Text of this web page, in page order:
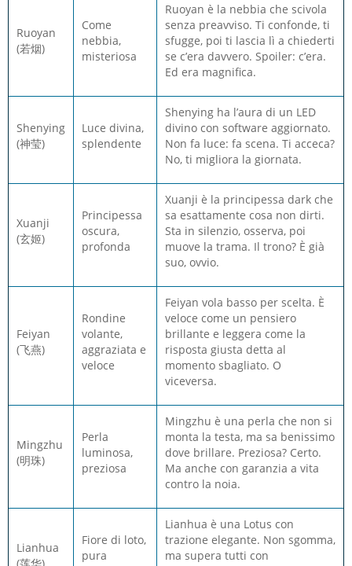
Ruoyan
(若烟)
Come
nebbia,
misteriosa
Ruoyan è la nebbia che scivola
senza preavviso. Ti confonde, ti
sfugge, poi ti lascia lì a chiederti
se c’era davvero. Spoiler: c’era.
Ed era magnifica.
Shenying
(神莹)
Luce divina,
splendente
Shenying ha l’aura di un LED
divino con software aggiornato.
Non fa luce: fa scena. Ti acceca?
No, ti migliora la giornata.
Xuanji
(玄姬)
Principessa
oscura,
profonda
Xuanji è la principessa dark che
sa esattamente cosa non dirti.
Sta in silenzio, osserva, poi
muove la trama. Il trono? È già
suo, ovvio.
Feiyan
(飞燕)
Rondine
volante,
aggraziata e
veloce
Feiyan vola basso per scelta. È
veloce come un pensiero
brillante e leggera come la
risposta giusta detta al
momento sbagliato. O
viceversa.
Mingzhu
(明珠)
Perla
luminosa,
preziosa
Mingzhu è una perla che non si
monta la testa, ma sa benissimo
dove brillare. Preziosa? Certo.
Ma anche con garanzia a vita
contro la noia.
Lianhua
Fiore di loto,
pura
Lianhua è una Lotus con
trazione elegante. Non sgomma,
ma supera tutti con